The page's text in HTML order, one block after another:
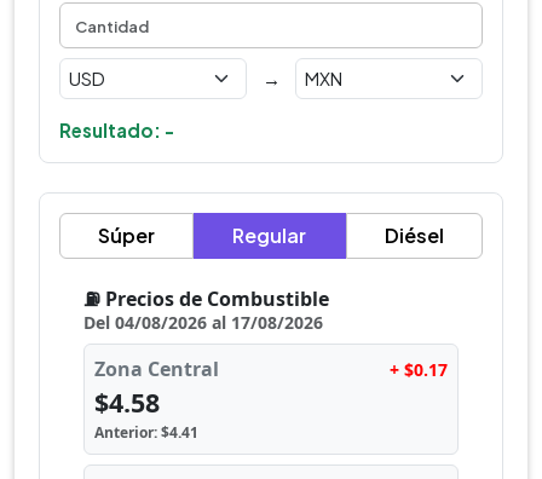
→
Resultado: -
Súper Regular Diésel